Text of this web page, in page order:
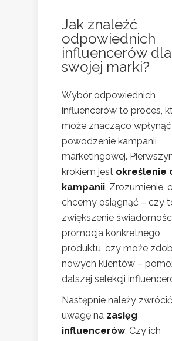
Jak znaleźć
odpowiednich
influencerów dla
swojej marki?
Wybór odpowiednich
influencerów to proces,
może znacząco
powodzenie kampanii
marketingowej.
krokiem jest określenie
kampanii. Zrozumienie,
chcemy osiągnąć – czy
zwiększenie
promocja konkretnego
produktu, czy może
nowych klientów –
dalszej selekcji
Następnie należy zwrócić
uwagę na zasięg
influencerów. Czy ich